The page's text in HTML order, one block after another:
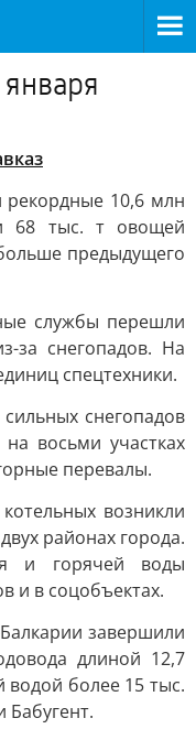
рекордные 10,6 млн
68 тыс. т овощей
предыдущего
службы перешли
за снегопадов. На
спецтехники.
снегопадов
восьми участках
перевалы.
возникли
районах города.
и горячей воды
и в соцобъектах.
завершили
длиной 12,7
водой более 15 тыс.
Бабугент.